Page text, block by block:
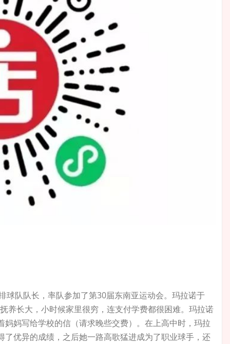
队队长，率队参加了第30届东南亚运动会。玛拉诺于
养长大，小时候家里很穷，连支付学费都很困难。玛拉诺
妈写给学校的信（请求晚些交费）。在上高中时，玛拉
优异的成绩，之后她一路高歌猛进成为了职业球手，还